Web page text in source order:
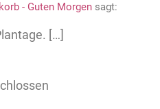
- Guten Morgen sagt:
[…]